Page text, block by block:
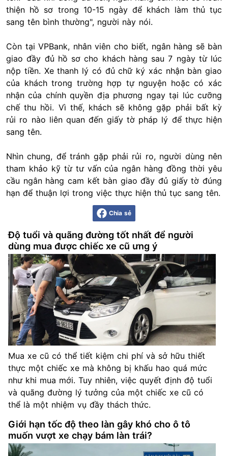
thiện hồ sơ trong 10-15 ngày để khách làm thủ tục
sang tên bình thường", người này nói.
Còn tại VPBank, nhân viên cho biết, ngân hàng sẽ bàn
giao đầy đủ hồ sơ cho khách hàng sau 7 ngày từ lúc
nộp tiền. Xe thanh lý có đủ chữ ký xác nhận bàn giao
của khách trong trường hợp tự nguyện hoặc có xác
nhận của chính quyền địa phương ngay tại lúc cưỡng
chế thu hồi. Vì thế, khách sẽ không gặp phải bất kỳ
rủi ro nào liên quan đến giấy tờ pháp lý để thực hiện
sang tên.
Nhìn chung, để tránh gặp phải rủi ro, người dùng nên
tham khảo kỹ từ tư vấn của ngân hàng đồng thời yêu
cầu ngân hàng cam kết bàn giao đầy đủ giấy tờ đúng
hạn để thuận lợi trong việc thực hiện thủ tục sang tên.
Chia sẻ
Độ tuổi và quãng đường tốt nhất để người
dùng mua được chiếc xe cũ ưng ý
Mua xe cũ có thể tiết kiệm chi phí và sở hữu thiết
thực một chiếc xe mà không bị khấu hao quá mức
như khi mua mới. Tuy nhiên, việc quyết định độ tuổi
và quãng đường lý tưởng của một chiếc xe cũ có
thể là một nhiệm vụ đầy thách thức.
Giới hạn tốc độ theo làn gây khó cho ô tô
muốn vượt xe chạy bám làn trái?